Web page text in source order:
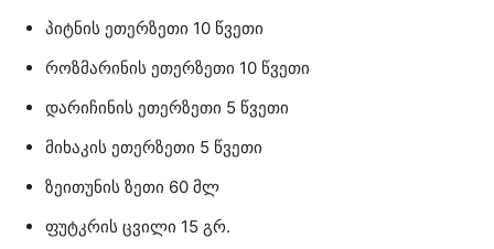
პიტნის ეთერზეთი 10 წვეთი
როზმარინის ეთერზეთი 10 წვეთი
დარიჩინის ეთერზეთი 5 წვეთი
მიხაკის ეთერზეთი 5 წვეთი
ზეითუნის ზეთი 60 მლ
ფუტკრის ცვილი 15 გრ.